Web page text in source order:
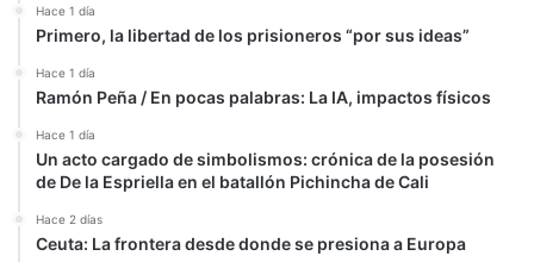
Hace 1 día
Primero, la libertad de los prisioneros “por sus ideas”
Hace 1 día
Ramón Peña / En pocas palabras: La IA, impactos físicos
Hace 1 día
Un acto cargado de simbolismos: crónica de la posesión
de De la Espriella en el batallón Pichincha de Cali
Hace 2 días
Ceuta: La frontera desde donde se presiona a Europa